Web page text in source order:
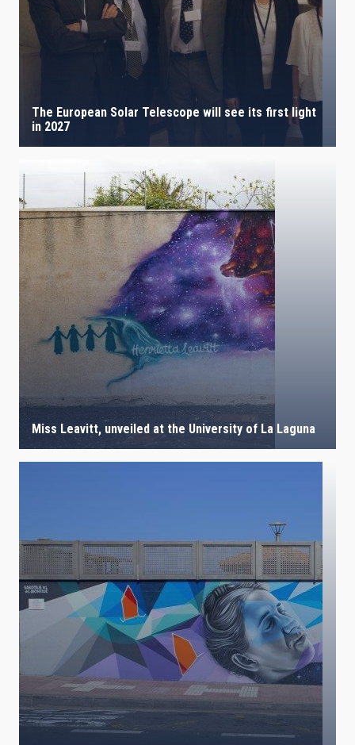
The European Solar Telescope will see its first light
in 2027
Miss Leavitt, unveiled at the University of La Laguna